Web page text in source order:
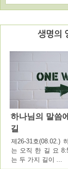
생명의
하나님의 말씀
길
제26-31호(08.02.)
는 오직 한 길 요
는 두 가지 길이 ...